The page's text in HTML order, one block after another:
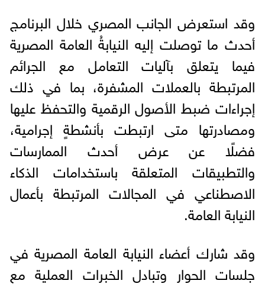
وقد استعرض الجانب المصري خلال البرنامج
أحدث ما توصلت إليه النيابةُ العامة المصرية
فيما يتعلق بآليات التعامل مع الجرائم
المرتبطة بالعملات المشفرة، بما في ذلك
إجراءات ضبط الأصول الرقمية والتحفظ عليها
ومصادرتها متى ارتبطت بأنشطةٍ إجرامية،
فضلًا عن عرض أحدث الممارسات
والتطبيقات المتعلقة باستخدامات الذكاء
الاصطناعي في المجالات المرتبطة بأعمال
النيابة العامة.
وقد شارك أعضاء النيابة العامة المصرية في
جلسات الحوار وتبادل الخبرات العملية مع